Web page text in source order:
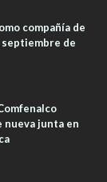
compañía de
de
nueva junta en